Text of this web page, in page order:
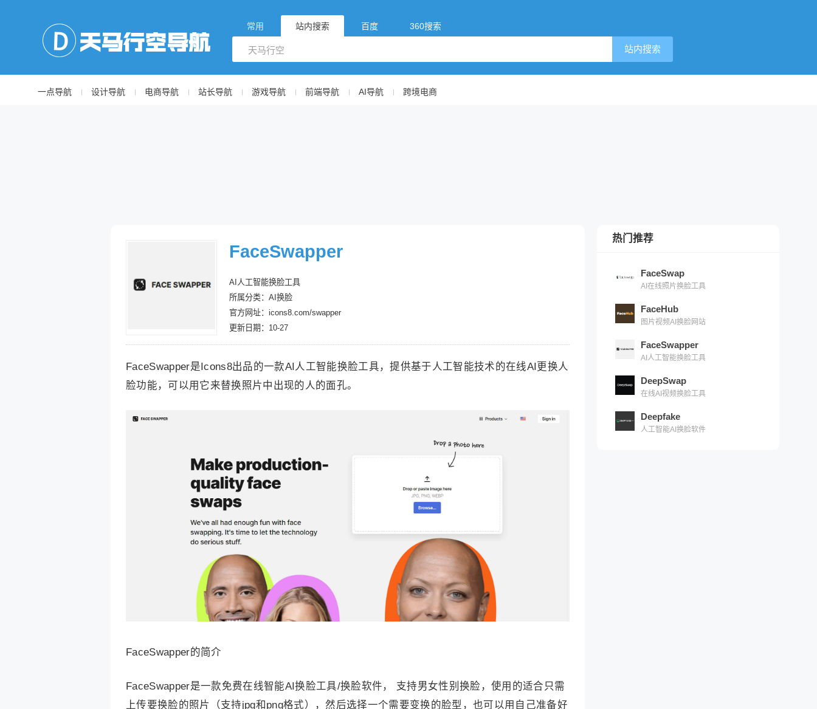
常用 站内搜索 百度 360搜索
站内搜索
一点导航 设计导航 电商导航 站长导航 游戏导航 前端导航 AI导航 跨境电商
FaceSwapper
AI人工智能换脸工具
所属分类：AI换脸
官方网址：icons8.com/swapper
更新日期：10-27
FaceSwapper是Icons8出品的一款AI人工智能换脸工具，提供基于人工智能技术的在线AI更换人
脸功能，可以用它来替换照片中出现的人的面孔。
FaceSwapper的简介
FaceSwapper是一款免费在线智能AI换脸工具/换脸软件， 支持男女性别换脸，使用的适合只需
上传要换脸的照片（支持jpg和png格式），然后选择一个需要变换的脸型，也可以用自己准备好
热门推荐
FaceSwap
AI在线照片换脸工具
FaceHub
图片视频AI换脸网站
FaceSwapper
AI人工智能换脸工具
DeepSwap
在线AI视频换脸工具
Deepfake
人工智能AI换脸软件